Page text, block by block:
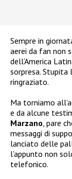
Sempre in
aerei da fan non
dell’America
sorpresa.
ringraziato.
Ma torniamo
e da alcune
Marzano, pare
messaggi di
lanciato delle
l’appunto non
telefonico.